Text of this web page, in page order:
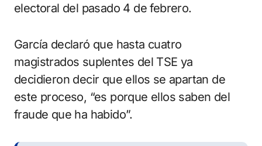
electoral del pasado 4 de febrero.
García declaró que hasta cuatro
magistrados suplentes del TSE ya
decidieron decir que ellos se apartan de
este proceso, “es porque ellos saben del
fraude que ha habido”.